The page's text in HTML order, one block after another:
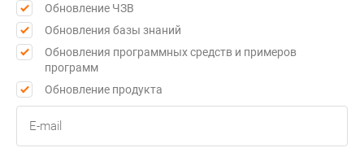
Обновление ЧЗВ
Обновления базы знаний
Обновления программных средств и примеров
программ
Обновление продукта